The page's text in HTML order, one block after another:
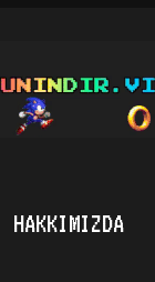
HAKKIMIZDA